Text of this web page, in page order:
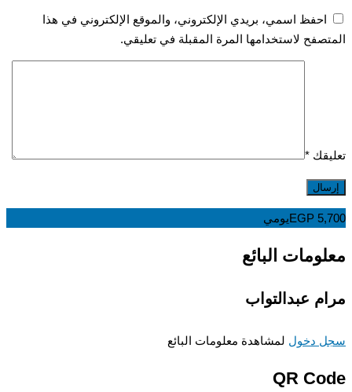
احفظ اسمي، بريدي الإلكتروني، والموقع الإلكتروني في هذا
لاستخدامها المرة المقبلة في تعليقي.
*
EGP يومي
البائع
عبدالتواب
دخوللمشاهدة معلومات البائع
QR